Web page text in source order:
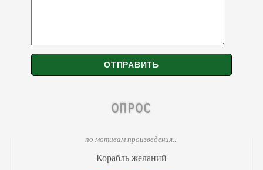
ОПРОС
по мотивам произведения...
Корабль желаний